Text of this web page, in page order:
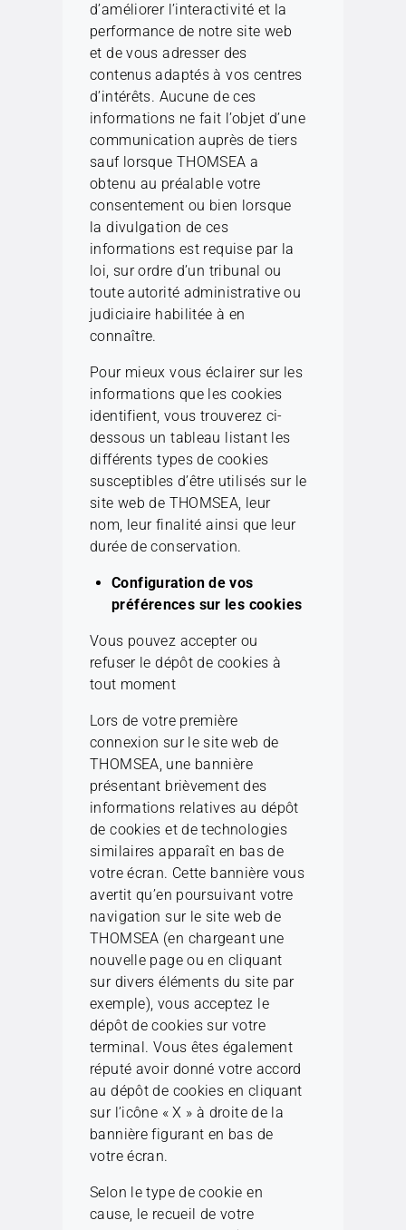
d’améliorer l’interactivité et la
performance de notre site web
et de vous adresser des
contenus adaptés à vos centres
d’intérêts. Aucune de ces
informations ne fait l’objet d’une
communication auprès de tiers
sauf lorsque THOMSEA a
obtenu au préalable votre
consentement ou bien lorsque
la divulgation de ces
informations est requise par la
loi, sur ordre d’un tribunal ou
toute autorité administrative ou
judiciaire habilitée à en
connaître.
Pour mieux vous éclairer sur les
informations que les cookies
identifient, vous trouverez ci-
dessous un tableau listant les
différents types de cookies
susceptibles d’être utilisés sur le
site web de THOMSEA, leur
nom, leur finalité ainsi que leur
durée de conservation.
Configuration de vos
préférences sur les cookies
Vous pouvez accepter ou
refuser le dépôt de cookies à
tout moment
Lors de votre première
connexion sur le site web de
THOMSEA, une bannière
présentant brièvement des
informations relatives au dépôt
de cookies et de technologies
similaires apparaît en bas de
votre écran. Cette bannière vous
avertit qu’en poursuivant votre
navigation sur le site web de
THOMSEA (en chargeant une
nouvelle page ou en cliquant
sur divers éléments du site par
exemple), vous acceptez le
dépôt de cookies sur votre
terminal. Vous êtes également
réputé avoir donné votre accord
au dépôt de cookies en cliquant
sur l’icône « X » à droite de la
bannière figurant en bas de
votre écran.
Selon le type de cookie en
cause, le recueil de votre